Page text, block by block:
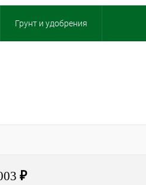
Грунт и удобрения
₽